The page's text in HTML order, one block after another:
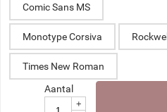
Comic Sans MS
Monotype Corsiva Rockwell
Times New Roman
Aantal
+